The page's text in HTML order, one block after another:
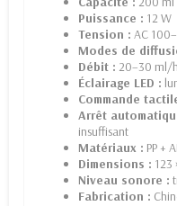
Puissance : 12 W
Tension : AC
Modes de
Débit : 20–30 ml/h
Éclairage LED :
Commande
Arrêt
insuffisant
Matériaux : PP +
Dimensions : 123
Niveau sonore :
Fabrication :